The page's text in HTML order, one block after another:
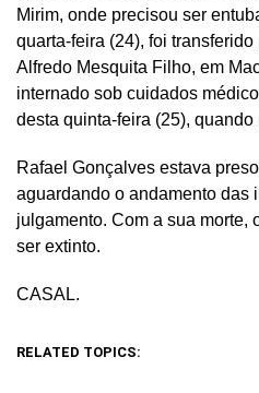
Mirim, onde precisou ser
quarta-feira (24), foi
Alfredo Mesquita Filho, em
internado sob cuidados
desta quinta-feira (25),
Rafael Gonçalves estava
aguardando o andamento das
julgamento. Com a sua morte,
ser extinto.
CASAL.
RELATED TOPICS: